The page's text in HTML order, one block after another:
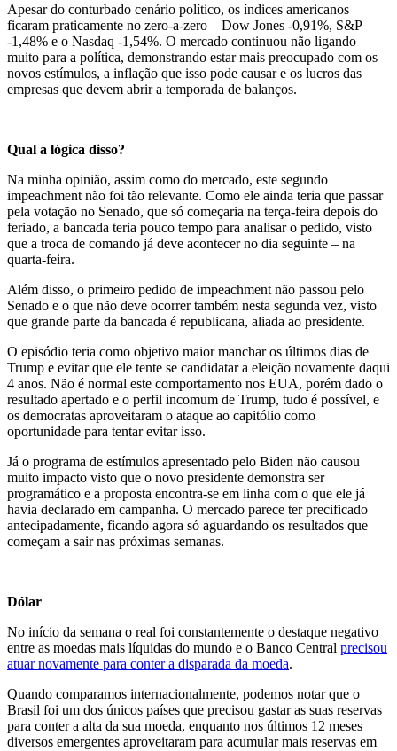
Apesar do conturbado cenário político, os índices americanos
ficaram praticamente no zero-a-zero – Dow Jones -0,91%, S&P
-1,48% e o Nasdaq -1,54%. O mercado continuou não ligando
muito para a política, demonstrando estar mais preocupado com os
novos estímulos, a inflação que isso pode causar e os lucros das
empresas que devem abrir a temporada de balanços.
Qual a lógica disso?
Na minha opinião, assim como do mercado, este segundo
impeachment não foi tão relevante. Como ele ainda teria que passar
pela votação no Senado, que só começaria na terça-feira depois do
feriado, a bancada teria pouco tempo para analisar o pedido, visto
que a troca de comando já deve acontecer no dia seguinte – na
quarta-feira.
Além disso, o primeiro pedido de impeachment não passou pelo
Senado e o que não deve ocorrer também nesta segunda vez, visto
que grande parte da bancada é republicana, aliada ao presidente.
O episódio teria como objetivo maior manchar os últimos dias de
Trump e evitar que ele tente se candidatar a eleição novamente daqui
4 anos. Não é normal este comportamento nos EUA, porém dado o
resultado apertado e o perfil incomum de Trump, tudo é possível, e
os democratas aproveitaram o ataque ao capitólio como
oportunidade para tentar evitar isso.
Já o programa de estímulos apresentado pelo Biden não causou
muito impacto visto que o novo presidente demonstra ser
programático e a proposta encontra-se em linha com o que ele já
havia declarado em campanha. O mercado parece ter precificado
antecipadamente, ficando agora só aguardando os resultados que
começam a sair nas próximas semanas.
Dólar
No início da semana o real foi constantemente o destaque negativo
entre as moedas mais líquidas do mundo e o Banco Central precisou
atuar novamente para conter a disparada da moeda.
Quando comparamos internacionalmente, podemos notar que o
Brasil foi um dos únicos países que precisou gastar as suas reservas
para conter a alta da sua moeda, enquanto nos últimos 12 meses
diversos emergentes aproveitaram para acumular mais reservas em